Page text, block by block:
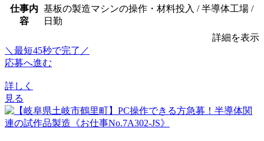
仕事内
容
基板の製造マシンの操作・材料投入 / 半導体工場 /
日勤
詳細を表示
＼最短45秒で完了／
応募へ進む
詳しく
見る